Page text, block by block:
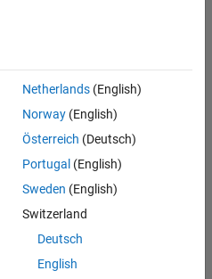
Netherlands(English)
Norway(English)
Österreich (Deutsch)
Portugal (English)
Sweden (English)
Switzerland
Deutsch
English